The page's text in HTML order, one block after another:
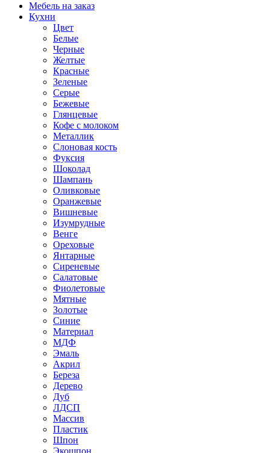
Мебель на заказ
Кухни
Цвет
Белые
Черные
Желтые
Красные
Зеленые
Серые
Бежевые
Глянцевые
Кофе с молоком
Металлик
Слоновая кость
Фуксия
Шоколад
Шампань
Оливковые
Оранжевые
Вишневые
Изумрудные
Венге
Ореховые
Янтарные
Сиреневые
Салатовые
Фиолетовые
Мятные
Золотые
Синие
Материал
МДФ
Эмаль
Акрил
Береза
Дерево
Дуб
ЛДСП
Массив
Пластик
Шпон
Экошпон